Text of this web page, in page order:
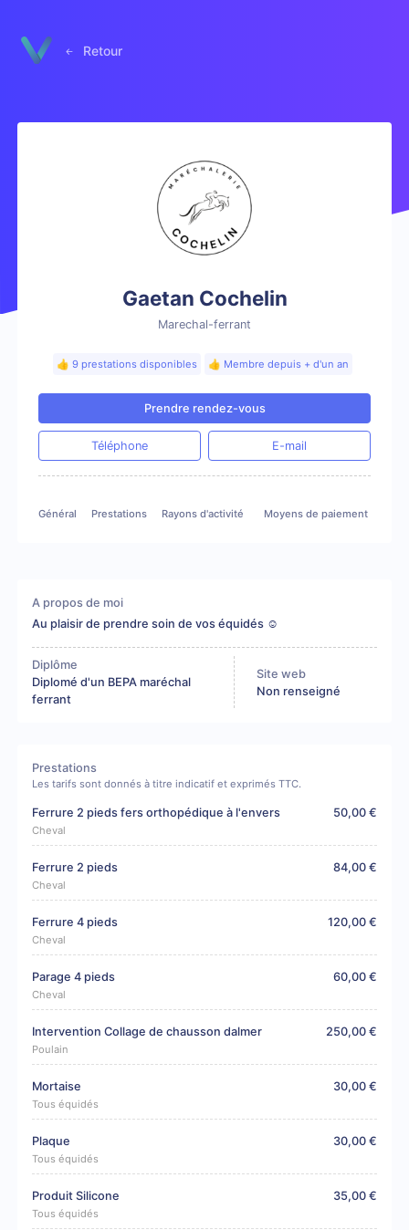
Retour
Gaetan Cochelin
Marechal-ferrant
👍 9 prestations disponibles 👍 Membre depuis + d'un an
Prendre rendez-vous
Téléphone E-mail
Général Prestations Rayons d'activité Moyens de paiement
A propos de moi
Au plaisir de prendre soin de vos équidés ☺️
Diplôme
Diplomé d'un BEPA maréchal
ferrant
Site web
Non renseigné
Prestations
Les tarifs sont donnés à titre indicatif et exprimés TTC.
Ferrure 2 pieds fers orthopédique à l'envers
Cheval
50,00 €
Ferrure 2 pieds
Cheval
84,00 €
Ferrure 4 pieds
Cheval
120,00 €
Parage 4 pieds
Cheval
60,00 €
Intervention Collage de chausson dalmer
Poulain
250,00 €
Mortaise
Tous équidés
30,00 €
Plaque
Tous équidés
30,00 €
Produit Silicone
Tous équidés
35,00 €